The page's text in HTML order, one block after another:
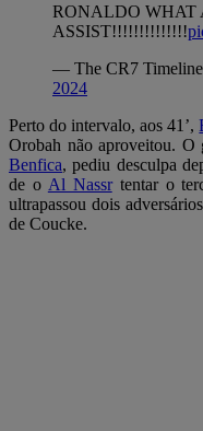
RONALDO WHAT
ASSIST!!!!!!!!!!!!!!
— The CR7
2024
Perto do intervalo, aos 41’,
Orobah não aproveitou. O
Benfica, pediu desculpa
de o Al Nassrtentar o
ultrapassou dois
de Coucke.